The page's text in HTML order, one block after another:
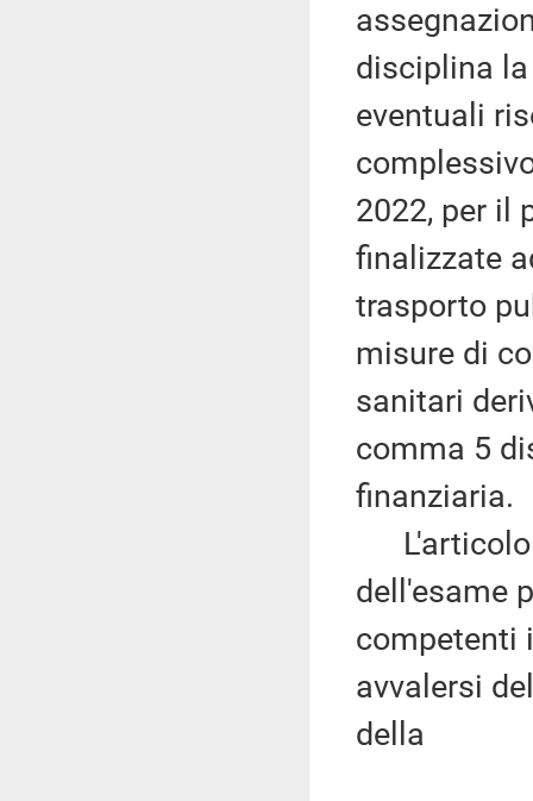
disciplina
eventuali
2022, per il
finalizzate
trasporto
misure di
sanitari
comma 5
finanziaria.
L'articolo
dell'esame
competenti
avvalersi
della